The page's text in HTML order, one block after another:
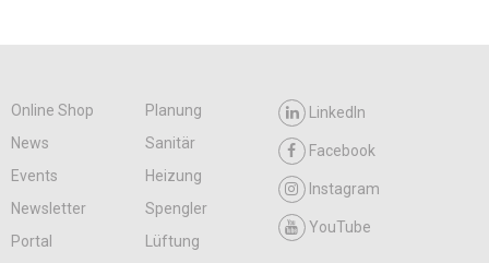
Online Shop
Planung
News
Sanitär
Events
Heizung
Newsletter
Spengler
Portal
Lüftung
LinkedIn
Facebook
Instagram
YouTube